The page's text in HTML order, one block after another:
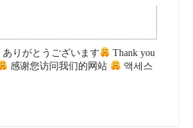
ありがとうございます
Thank you
感谢您访问我们的网站
액세스